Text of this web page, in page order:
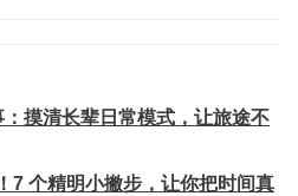
摸清长辈日常模式，让旅途不
7 个精明小撇步，让你把时间真